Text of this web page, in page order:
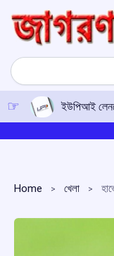
content
Search
ইউপিআই
Home খেলা